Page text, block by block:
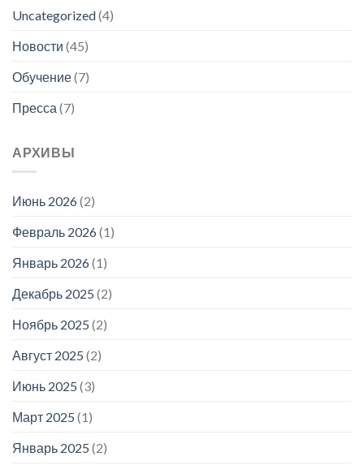
Uncategorized(4)
Новости (45)
Обучение(7)
Пресса (7)
АРХИВЫ
Июнь 2026(2)
Февраль 2026(1)
Январь 2026(1)
Декабрь 2025 (2)
Ноябрь 2025 (2)
Август 2025 (2)
Июнь 2025 (3)
Март 2025 (1)
Январь 2025 (2)